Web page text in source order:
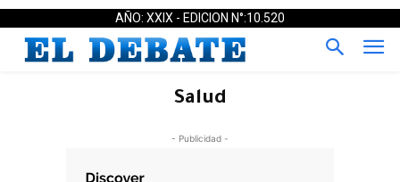
AÑO: XXIX - EDICION N°:10.520
Salud
- Publicidad -